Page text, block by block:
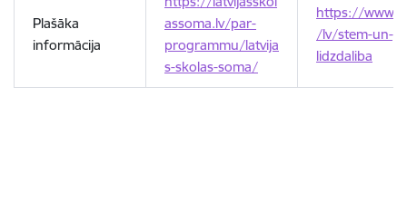
Plašāka
informācija
assoma.lv/par-
programmu/latvija
s-skolas-soma/
https://
/lv/stem-un-
lidzdaliba